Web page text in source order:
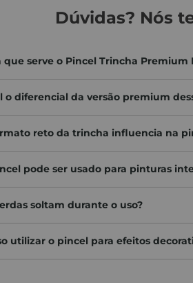
trabalho rápido, limpo e com
Dúvidas? Nós
que serve o Pincel Trincha Premium
o diferencial da versão premium
reto da trincha influencia na
pode ser usado para pinturas
soltam durante o uso?
utilizar o pincel para efeitos